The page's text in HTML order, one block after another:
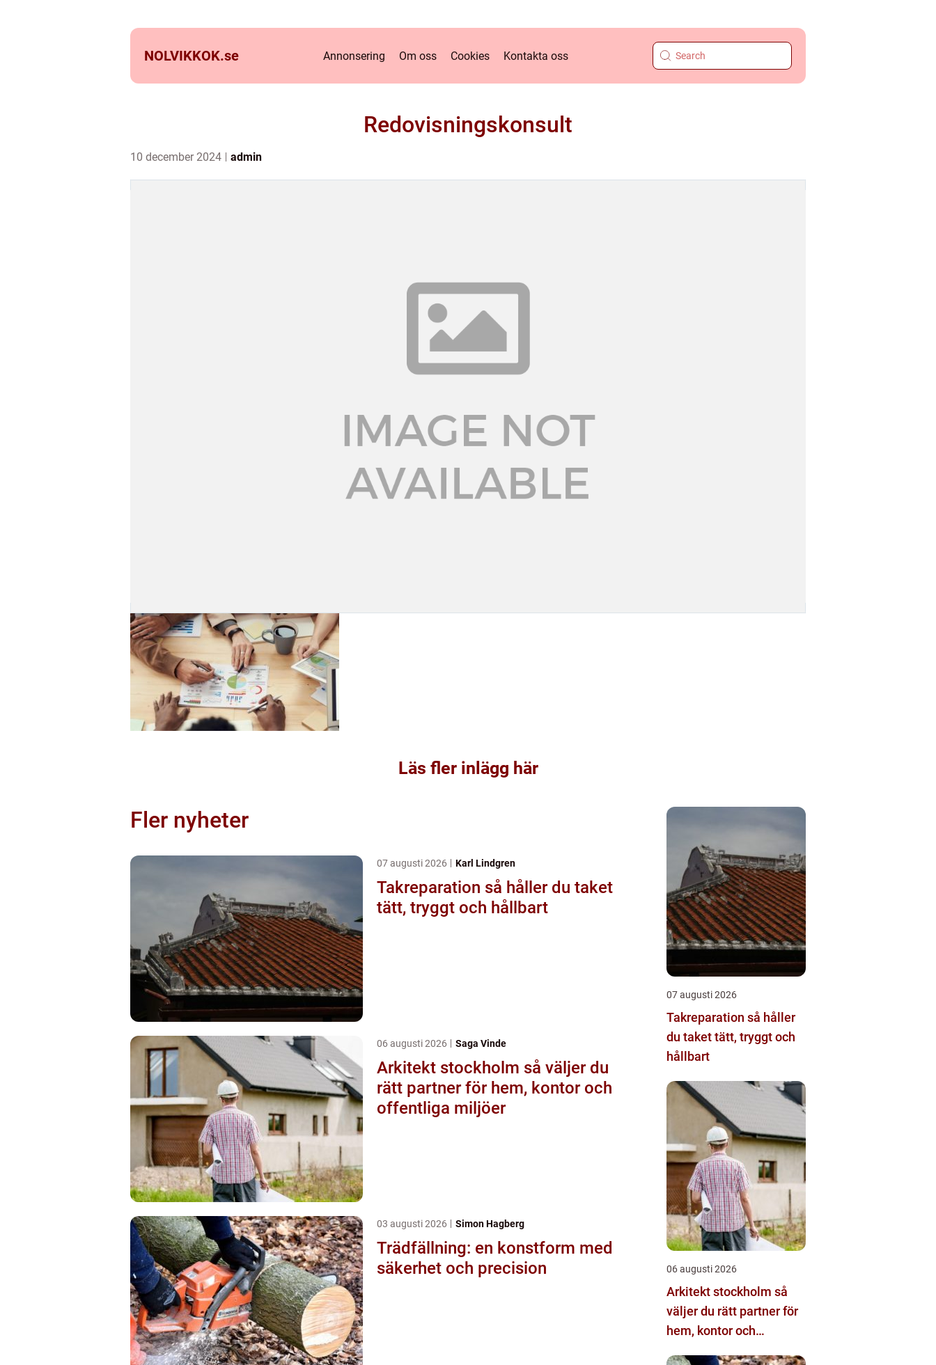
NOLVIKKOK.se Annonsering Om oss Cookies Kontakta oss
Redovisningskonsult
10 december 2024 admin
Läs fler inlägg här
Fler nyheter
07 augusti 2026 Karl Lindgren
Takreparation så håller du taket
tätt, tryggt och hållbart
06 augusti 2026 Saga Vinde
Arkitekt stockholm så väljer du
rätt partner för hem, kontor och
offentliga miljöer
03 augusti 2026 Simon Hagberg
Trädfällning: en konstform med
säkerhet och precision
07 augusti 2026
Takreparation så håller
du taket tätt, tryggt och
hållbart
06 augusti 2026
Arkitekt stockholm så
väljer du rätt partner för
hem, kontor och